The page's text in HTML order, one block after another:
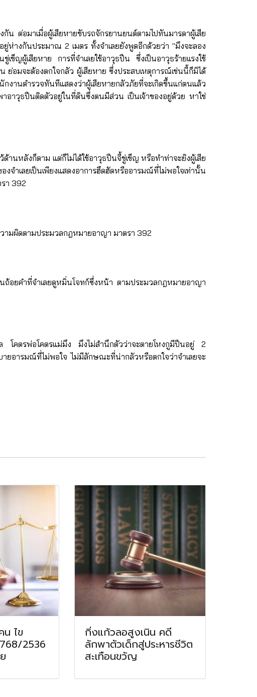
กัน ต่อมาเมื่อผู้เสียหายขับรถจักรยานยนต์ตามไปทันมารดาผู้เสีย
ยู่ห่างกันประมาณ 2 เมตร ทั้งจำเลยยังพูดอีกด้วยว่า "มึงจะลอง
ข็ญผู้เสียหาย การที่จำเลยใช้อาวุธปืน ซึ่งเป็นอาวุธร้ายแรงใช้
อมจะต้องตกใจกลัว ผู้เสียหาย ซึ่งประสบเหตุการณ์เช่นนี้ก็มิได้
านตำรวจทันทีแสดงว่าผู้เสียหายกลัวภัยที่จะเกิดขึ้นแก่ตนแล้ว
าวุธปืนติดตัวอยู่ในที่ดินซึ่งตนมีส่วน เป็นเจ้าของอยู่ด้วย หาใช่
ด้านหลังก็ตาม แต่ก็ไม่ได้ใช้อาวุธปืนจี้ขู่เข็ญ หรือทำท่าจะยิงผู้เสีย
ำเลยเป็นเพียงแสดงอาการฮึดฮัดหรืออารมณ์ที่ไม่พอใจเท่านั้น
า 392
วามผิดตามประมวลกฎหมายอาญา มาตรา 392
ถ้อยคำที่จำเลยดูหมิ่นโจทก์ซึ่งหน้า ตามประมวลกฎหมายอาญา
ล โคตรพ่อโคตรแม่มึง มึงไม่สำนึกตัวว่าจะตายโหงกูมีปืนอยู่ 2
ายอารมณ์ที่ไม่พอใจ ไม่มีลักษณะที่น่ากลัวหรือตกใจว่าจำเลยจะ
น ไข
2536
กิ่งแก้วลอสูงเนิน คดี
ลักพาตัวเด็กสู่ประหารชีวิต
สะเทือนขวัญ